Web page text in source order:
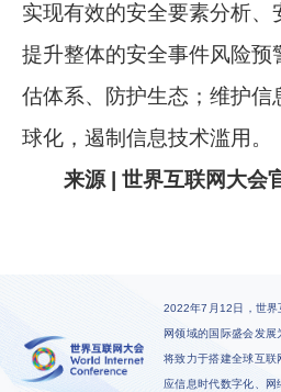
实现有效的安全要素分析、
提升整体的安全事件风险预
估体系、防护生态；维护信
球化，遏制信息技术滥用。
来源 | 世界互联网大会
2022年7月12日，世界
网领域的国际盛会发
将致力于搭建全球互联
应信息时代数字化、